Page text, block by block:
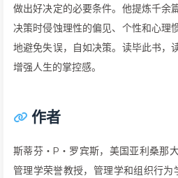
做出好决定的必要条件。他提炼千余
决策时侵蚀理性的偏见、个性和心理
地避免失误，自如决策。读毕此书，
增强人生的掌控感。
作者
斯蒂芬・P・罗宾斯，美国亚利桑那
管理学荣誉教授，管理学和组织行